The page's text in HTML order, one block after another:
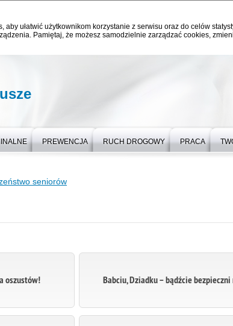
aby ułatwić użytkownikom korzystanie z serwisu oraz do celów
Pamiętaj, że możesz samodzielnie zarządzać cookies,
PREWENCJA RUCH DROGOWY PRACA
seniorów
oszustów! Babciu, Dziadku – bądźcie